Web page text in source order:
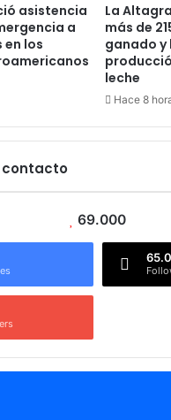
asistencia
a
en los
La
más de
ganado y
leche
Hace 8
contacto
69.000